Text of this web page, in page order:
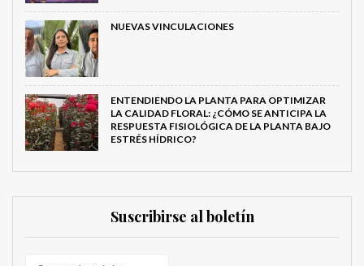
NUEVAS VINCULACIONES
ENTENDIENDO LA PLANTA PARA OPTIMIZAR
LA CALIDAD FLORAL: ¿CÓMO SE ANTICIPA LA
RESPUESTA FISIOLÓGICA DE LA PLANTA BAJO
ESTRÉS HÍDRICO?
Suscribirse al boletín